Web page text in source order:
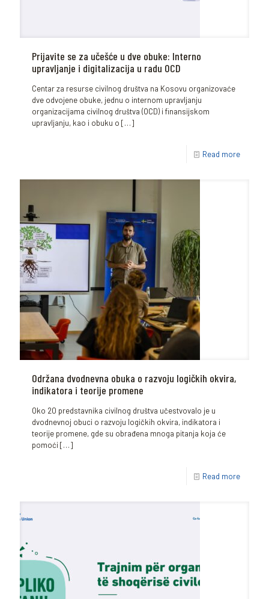
Prijavite se za učešće u dve obuke: Interno
upravljanje i digitalizacija u radu OCD
Centar za resurse civilnog društva na Kosovu organizovaće
dve odvojene obuke, jednu o internom upravljanju
organizacijama civilnog društva (OCD) i finansijskom
upravljanju, kao i obuku o […]
Read more
Održana dvodnevna obuka o razvoju logičkih okvira,
indikatora i teorije promene
Oko 20 predstavnika civilnog društva učestvovalo je u
dvodnevnoj obuci o razvoju logičkih okvira, indikatora i
teorije promene, gde su obrađena mnoga pitanja koja će
pomoći […]
Read more